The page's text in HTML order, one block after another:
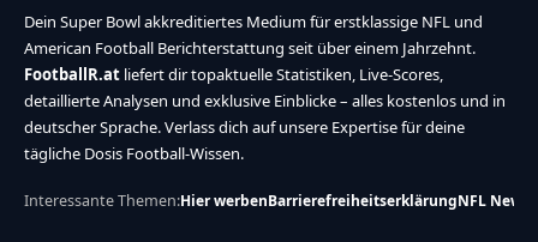
Dein Super Bowl akkreditiertes Medium für erstklassige NFL und
American Football Berichterstattung seit über einem Jahrzehnt.
FootballR.at liefert dir topaktuelle Statistiken, Live-Scores,
detaillierte Analysen und exklusive Einblicke – alles kostenlos und in
deutscher Sprache. Verlass dich auf unsere Expertise für deine
tägliche Dosis Football-Wissen.
Interessante Themen:Hier werbenBarrierefreiheitserklärungNFL News